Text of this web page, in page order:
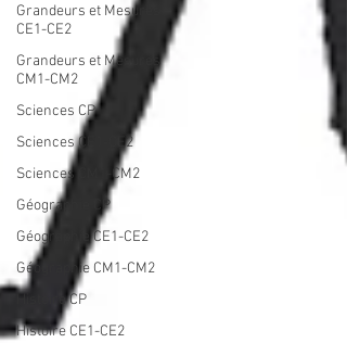
Grandeurs et Mesures
CE1-CE2
Grandeurs et Mesures
CM1-CM2
Sciences CP
Sciences CE1-CE2
Sciences CM1-CM2
Géographie CP
Géographie CE1-CE2
Géographie CM1-CM2
Histoire CP
Histoire CE1-CE2